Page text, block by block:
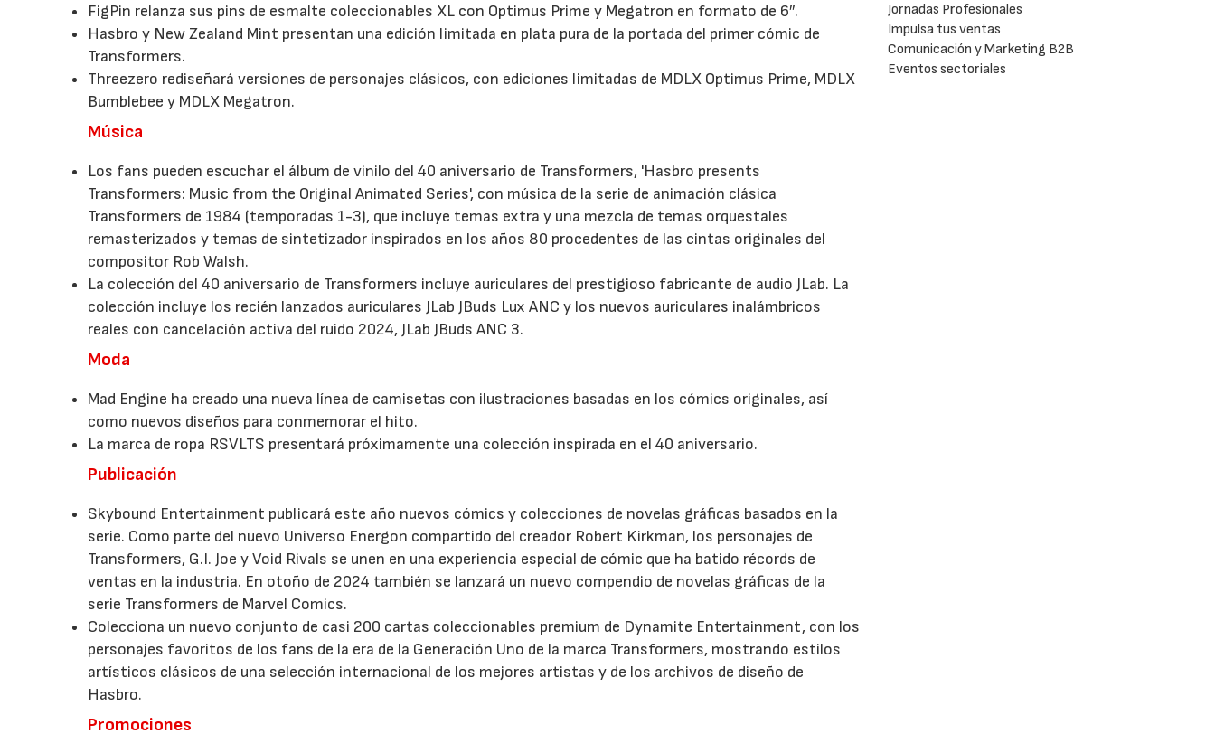
FigPin relanza sus pins de esmalte coleccionables XL con Optimus Prime y Megatron en formato de 6″.
Hasbro y New Zealand Mint presentan una edición limitada en plata pura de la portada del primer cómic de
Transformers.
Threezero rediseñará versiones de personajes clásicos, con ediciones limitadas de MDLX Optimus Prime, MDLX
Bumblebee y MDLX Megatron.
Música
Los fans pueden escuchar el álbum de vinilo del 40 aniversario de Transformers, 'Hasbro presents
Transformers: Music from the Original Animated Series', con música de la serie de animación clásica
Transformers de 1984 (temporadas 1-3), que incluye temas extra y una mezcla de temas orquestales
remasterizados y temas de sintetizador inspirados en los años 80 procedentes de las cintas originales del
compositor Rob Walsh.
La colección del 40 aniversario de Transformers incluye auriculares del prestigioso fabricante de audio JLab. La
colección incluye los recién lanzados auriculares JLab JBuds Lux ANC y los nuevos auriculares inalámbricos
reales con cancelación activa del ruido 2024, JLab JBuds ANC 3.
Moda
Mad Engine ha creado una nueva línea de camisetas con ilustraciones basadas en los cómics originales, así
como nuevos diseños para conmemorar el hito.
La marca de ropa RSVLTS presentará próximamente una colección inspirada en el 40 aniversario.
Publicación
Skybound Entertainment publicará este año nuevos cómics y colecciones de novelas gráficas basados en la
serie. Como parte del nuevo Universo Energon compartido del creador Robert Kirkman, los personajes de
Transformers, G.I. Joe y Void Rivals se unen en una experiencia especial de cómic que ha batido récords de
ventas en la industria. En otoño de 2024 también se lanzará un nuevo compendio de novelas gráficas de la
serie Transformers de Marvel Comics.
Colecciona un nuevo conjunto de casi 200 cartas coleccionables premium de Dynamite Entertainment, con los
personajes favoritos de los fans de la era de la Generación Uno de la marca Transformers, mostrando estilos
artísticos clásicos de una selección internacional de los mejores artistas y de los archivos de diseño de
Hasbro.
Promociones
Jornadas Profesionales
Impulsa tus ventas
Comunicación y Marketing B2B
Eventos sectoriales